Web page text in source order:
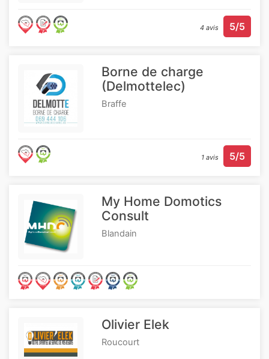
4 avis 5/5
Borne de charge
(Delmottelec)
Braffe
1 avis 5/5
My Home Domotics
Consult
Blandain
Olivier Elek
Roucourt